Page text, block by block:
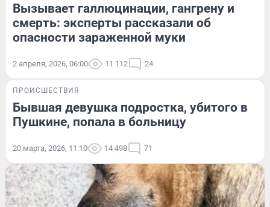
Вызывает галлюцинации, гангрену и
смерть: эксперты рассказали об
опасности зараженной муки
2 апреля, 2026, 06:00 11 112 24
ПРОИСШЕСТВИЯ
Бывшая девушка подростка, убитого в
Пушкине, попала в больницу
20 марта, 2026, 11:10 14 498 71